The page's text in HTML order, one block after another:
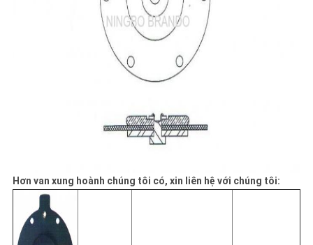
Hơn van xung hoành chúng tôi có, xin liên hệ với chúng tôi: